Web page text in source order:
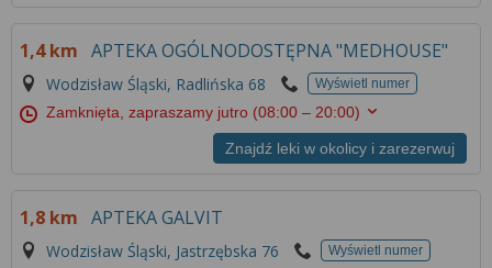
1,4 km APTEKA OGÓLNODOSTĘPNA "MEDHOUSE"
Wodzisław Śląski, Radlińska 68 Wyświetl numer
Zamknięta, zapraszamy jutro (08:00 – 20:00)
Znajdź leki w okolicy i zarezerwuj
1,8 km APTEKA GALVIT
Wodzisław Śląski, Jastrzębska 76 Wyświetl numer